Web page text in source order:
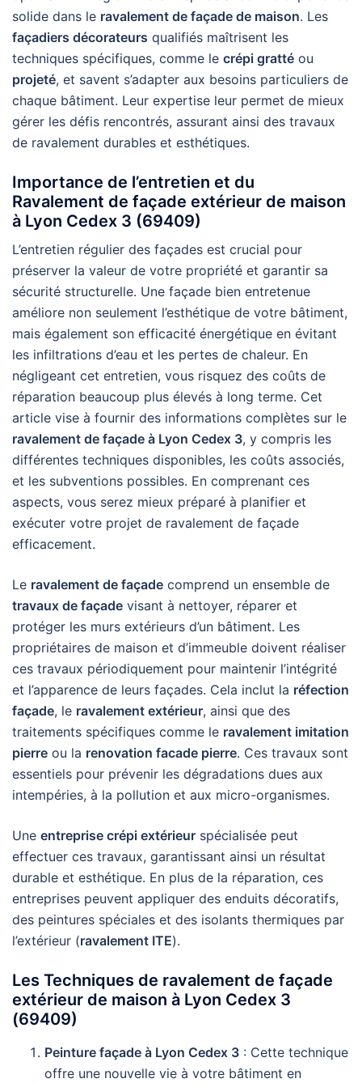
solide dans le ravalement de façade de maison. Les
façadiers décorateurs qualifiés maîtrisent les
techniques spécifiques, comme le crépi gratté ou
projeté, et savent s’adapter aux besoins particuliers de
chaque bâtiment. Leur expertise leur permet de mieux
gérer les défis rencontrés, assurant ainsi des travaux
de ravalement durables et esthétiques.
Importance de l’entretien et du
Ravalement de façade extérieur de maison
à Lyon Cedex 3 (69409)
L’entretien régulier des façades est crucial pour
préserver la valeur de votre propriété et garantir sa
sécurité structurelle. Une façade bien entretenue
améliore non seulement l’esthétique de votre bâtiment,
mais également son efficacité énergétique en évitant
les infiltrations d’eau et les pertes de chaleur. En
négligeant cet entretien, vous risquez des coûts de
réparation beaucoup plus élevés à long terme. Cet
article vise à fournir des informations complètes sur le
ravalement de façade à Lyon Cedex 3, y compris les
différentes techniques disponibles, les coûts associés,
et les subventions possibles. En comprenant ces
aspects, vous serez mieux préparé à planifier et
exécuter votre projet de ravalement de façade
efficacement.
Le ravalement de façade comprend un ensemble de
travaux de façade visant à nettoyer, réparer et
protéger les murs extérieurs d’un bâtiment. Les
propriétaires de maison et d’immeuble doivent réaliser
ces travaux périodiquement pour maintenir l’intégrité
et l’apparence de leurs façades. Cela inclut la réfection
façade, le ravalement extérieur, ainsi que des
traitements spécifiques comme le ravalement imitation
pierre ou la renovation facade pierre. Ces travaux sont
essentiels pour prévenir les dégradations dues aux
intempéries, à la pollution et aux micro-organismes.
Une entreprise crépi extérieur spécialisée peut
effectuer ces travaux, garantissant ainsi un résultat
durable et esthétique. En plus de la réparation, ces
entreprises peuvent appliquer des enduits décoratifs,
des peintures spéciales et des isolants thermiques par
l’extérieur (ravalement ITE).
Les Techniques de ravalement de façade
extérieur de maison à Lyon Cedex 3
(69409)
Peinture façade à Lyon Cedex 3 : Cette technique
offre une nouvelle vie à votre bâtiment en